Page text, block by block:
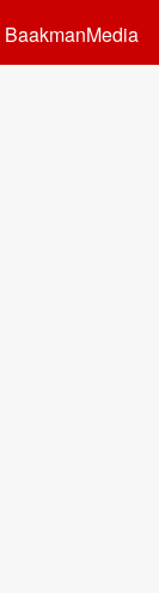
BaakmanMedia